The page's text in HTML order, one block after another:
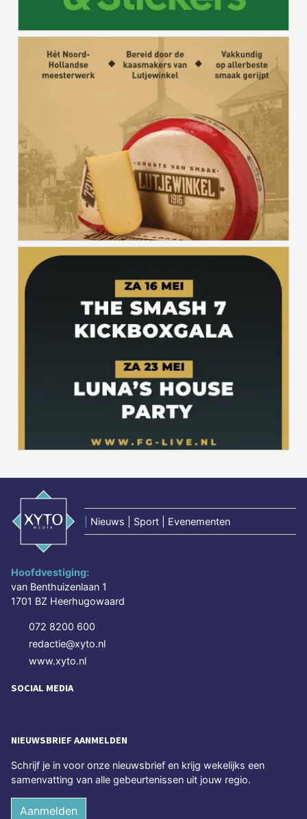
Nieuws | Sport | Evenementen
Hoofdvestiging:
van Benthuizenlaan 1
1701 BZ Heerhugowaard
072 8200 600
redactie@xyto.nl
www.xyto.nl
SOCIAL MEDIA
NIEUWSBRIEF AANMELDEN
Schrijf je in voor onze nieuwsbrief en krijg wekelijks een
samenvatting van alle gebeurtenissen uit jouw regio.
Aanmelden